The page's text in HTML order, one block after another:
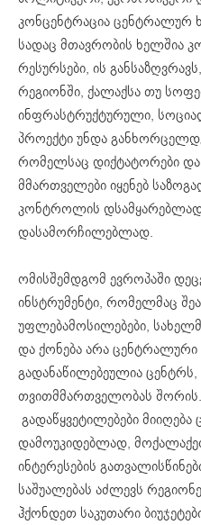
კონცენტრაცია ცენტრალურ
სადაც მთავრობის ხელშია
რესურსები, ის
რეგიონში, ქალაქსა თუ
ინფრასტრუქტურული,
პროექტი უნდა
რომელსაც დიქტატორები
მმართველები იყენებ
კონტროლის
დასამორჩილებლად.
ომისშემდგომ ევროპაში
ინსტრუმენტი, რომელმაც
უფლებამოსილებები,
და ქონება არა
გადანაწილებეულია
თვითმმართველობას
გადაწყვეტილებები მიიღება
დამოუკიდებლად,
ინტერესების
საშუალებას აძლევს
ჰქონდეთ საკუთარი